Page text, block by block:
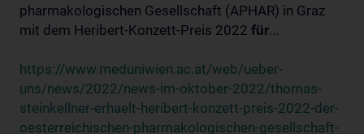
pharmakologischen Gesellschaft (APHAR) in Graz
mit dem Heribert-Konzett-Preis 2022 für...
https://www.meduniwien.ac.at/web/ueber-
uns/news/2022/news-im-oktober-2022/thomas-
steinkellner-erhaelt-heribert-konzett-preis-2022-der-
oesterreichischen-pharmakologischen-gesellschaft-